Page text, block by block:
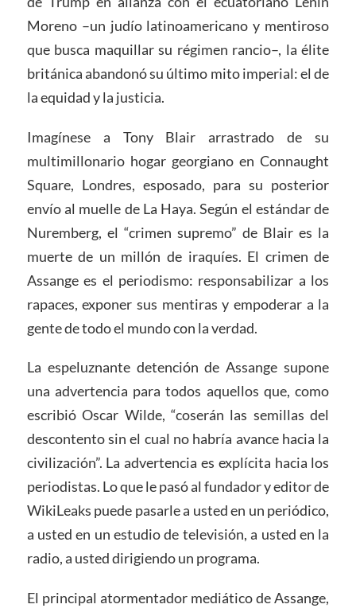
Moreno –un judío latinoamericano y mentiroso
que busca maquillar su régimen rancio–, la élite
británica abandonó su último mito imperial: el de
la equidad y la justicia.
Imagínese a Tony Blair arrastrado de su
multimillonario hogar georgiano en Connaught
Square, Londres, esposado, para su posterior
envío al muelle de La Haya. Según el estándar de
Nuremberg, el “crimen supremo” de Blair es la
muerte de un millón de iraquíes. El crimen de
Assange es el periodismo: responsabilizar a los
rapaces, exponer sus mentiras y empoderar a la
gente de todo el mundo con la verdad.
La espeluznante detención de Assange supone
una advertencia para todos aquellos que, como
escribió Oscar Wilde, “coserán las semillas del
descontento sin el cual no habría avance hacia la
civilización”. La advertencia es explícita hacia los
periodistas. Lo que le pasó al fundador y editor de
WikiLeaks puede pasarle a usted en un periódico,
a usted en un estudio de televisión, a usted en la
radio, a usted dirigiendo un programa.
El principal atormentador mediático de Assange,